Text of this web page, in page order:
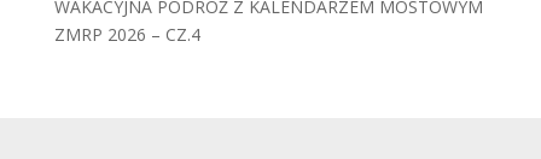
WAKACYJNA PODRÓŻ Z KALENDARZEM MOSTOWYM
ZMRP 2026 – CZ.4